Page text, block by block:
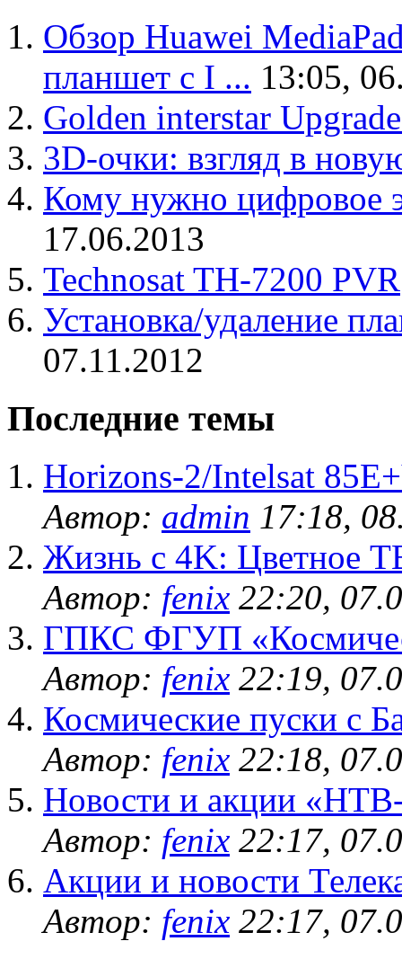
Обзор Huawei
планшет с I ... 13:05,
Golden interstar
3D-очки: взгляд в
Кому нужно цифровое
17.06.2013
Technosat TH-7200 PVR
Установка/удаление
07.11.2012
Последние темы
Horizons-2/Intelsat
Автор: admin 17:18,
Жизнь с 4K: Цветное
Автор: fenix 22:20,
ГПКС ФГУП
Автор: fenix 22:19,
Космические пуски с
Автор: fenix 22:18,
Новости и акции
Автор: fenix 22:17,
Акции и новости
Автор: fenix 22:17,